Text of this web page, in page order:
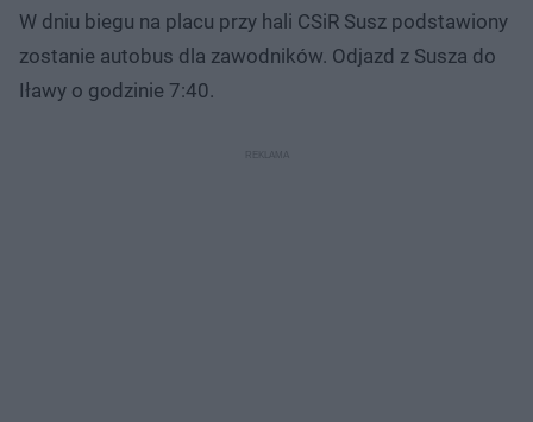
W dniu biegu na placu przy hali CSiR Susz podstawiony
zostanie autobus dla zawodników. Odjazd z Susza do
Iławy o godzinie 7:40.